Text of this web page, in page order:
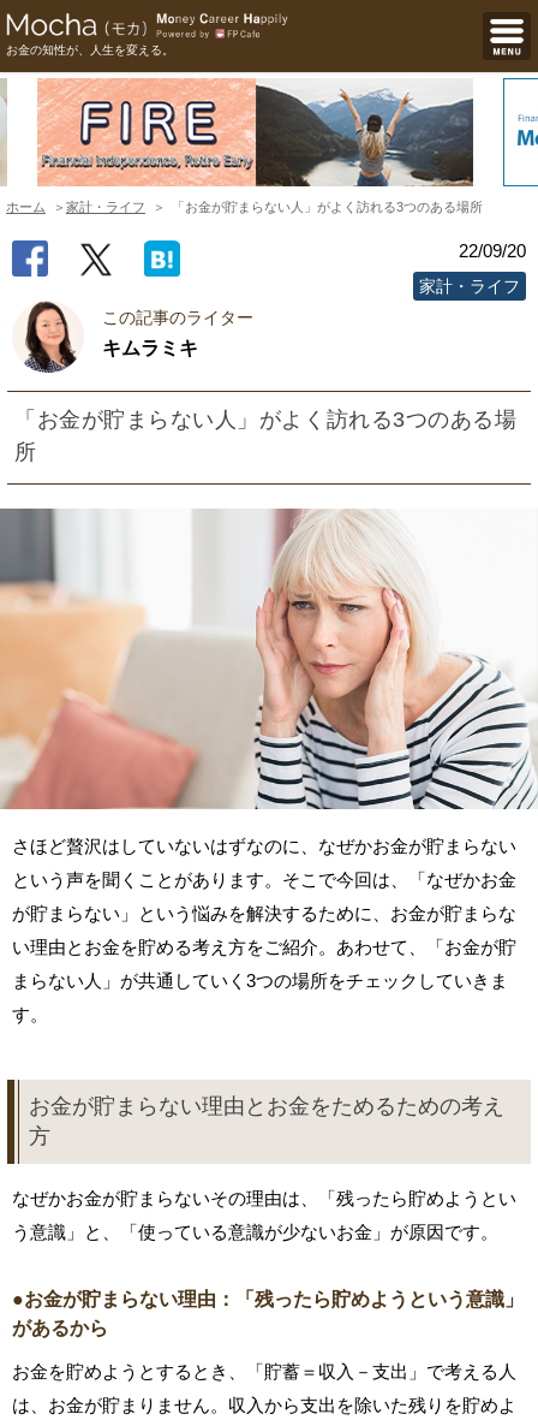
お金の知性が、人生を変える。
ホーム 家計・ライフ 「お金が貯まらない人」がよく訪れる3つのある場所
22/09/20
家計・ライフ
この記事のライター
キムラミキ
「お金が貯まらない人」がよく訪れる3つのある場
所
さほど贅沢はしていないはずなのに、なぜかお金が貯まらない
という声を聞くことがあります。そこで今回は、「なぜかお金
が貯まらない」という悩みを解決するために、お金が貯まらな
い理由とお金を貯める考え方をご紹介。あわせて、「お金が貯
まらない人」が共通していく3つの場所をチェックしていきま
す。
お金が貯まらない理由とお金をためるための考え
方
なぜかお金が貯まらないその理由は、「残ったら貯めようとい
う意識」と、「使っている意識が少ないお金」が原因です。
●お金が貯まらない理由：「残ったら貯めようという意識」
があるから
お金を貯めようとするとき、「貯蓄＝収入－支出」で考える人
は、お金が貯まりません。収入から支出を除いた残りを貯めよ